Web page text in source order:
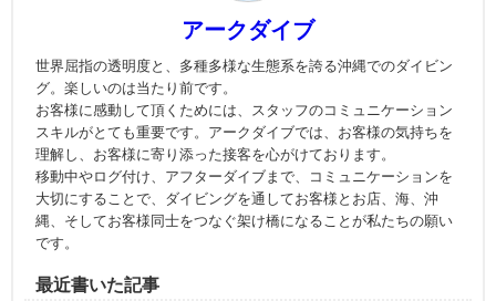
アークダイブ
世界屈指の透明度と、多種多様な生態系を誇る沖縄でのダイビン
グ。楽しいのは当たり前です。
お客様に感動して頂くためには、スタッフのコミュニケーション
スキルがとても重要です。アークダイブでは、お客様の気持ちを
理解し、お客様に寄り添った接客を心がけております。
移動中やログ付け、アフターダイブまで、コミュニケーションを
大切にすることで、ダイビングを通してお客様とお店、海、沖
縄、そしてお客様同士をつなぐ架け橋になることが私たちの願い
です。
最近書いた記事